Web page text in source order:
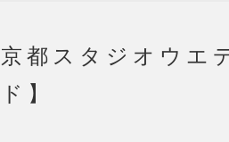
京都スタジオウエ
ド】